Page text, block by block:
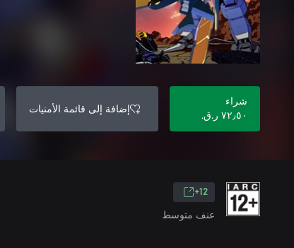
شراء
٧٢٫٥٠ ر.ق.‏
إضافة إلى قائمة الأمنيات
12+
عنف متوسط